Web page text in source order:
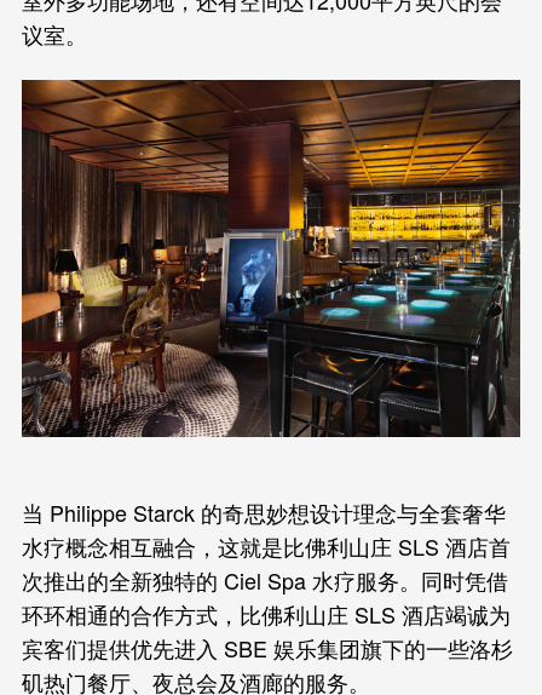
议室。
当 Philippe Starck 的奇思妙想设计理念与全套奢华
水疗概念相互融合，这就是比佛利山庄 SLS 酒店首
次推出的全新独特的 Ciel Spa 水疗服务。同时凭借
环环相通的合作方式，比佛利山庄 SLS 酒店竭诚为
宾客们提供优先进入 SBE 娱乐集团旗下的一些洛杉
矶热门餐厅、夜总会及酒廊的服务。